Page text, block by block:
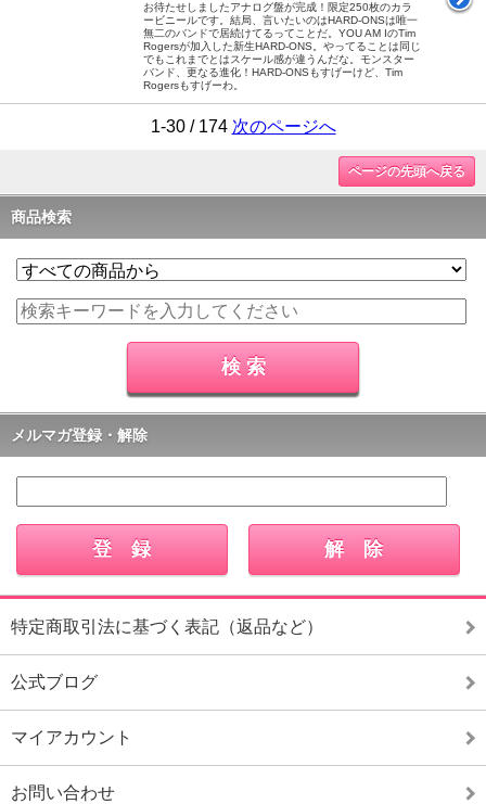
お待たせしましたアナログ盤が完成！限定250枚のカラ
ービニールです。結局、言いたいのはHARD-ONSは唯一
無二のバンドで居続けてるってことだ。YOU AM IのTim
Rogersが加入した新生HARD-ONS。やってることは同じ
でもこれまでとはスケール感が違うんだな。モンスター
バンド、更なる進化！HARD-ONSもすげーけど、Tim
Rogersもすげーわ。
1-30 / 174 次のページへ
ページの先頭へ戻る
商品検索
メルマガ登録・解除
特定商取引法に基づく表記（返品など）
公式ブログ
マイアカウント
お問い合わせ